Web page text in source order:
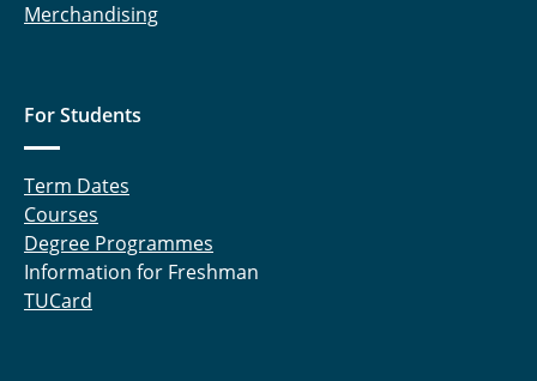
Merchandising
For Students
Term Dates
Courses
Degree Programmes
Information for Freshman
TUCard